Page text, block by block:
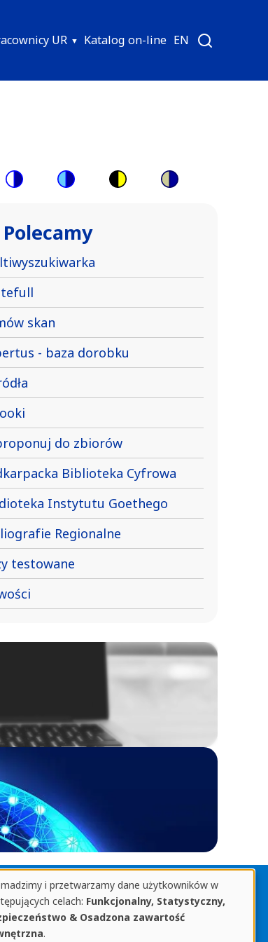
UR Katalog on-line EN
color
theme
blue
theme
theme
Polecamy
skan
- baza dorobku
do zbiorów
Biblioteka Cyfrowa
Instytutu Goethego
Regionalne
testowane
Biblioteka Uniwersytetu Rzeszowskiego
ul. prof. Stanisława Pigonia 8, 35-959 Rzeszów
tel. 17 872 1361
i przetwarzamy dane użytkowników w
celach: Funkcjonalny, Statystyczny,
& Osadzona zawartość
.